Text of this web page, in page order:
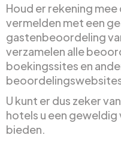
Houd er rekening
vermelden met een
gastenbeoordeling
verzamelen alle
boekingssites en
U kunt er dus zeker
hotels u een geweldig
bieden.